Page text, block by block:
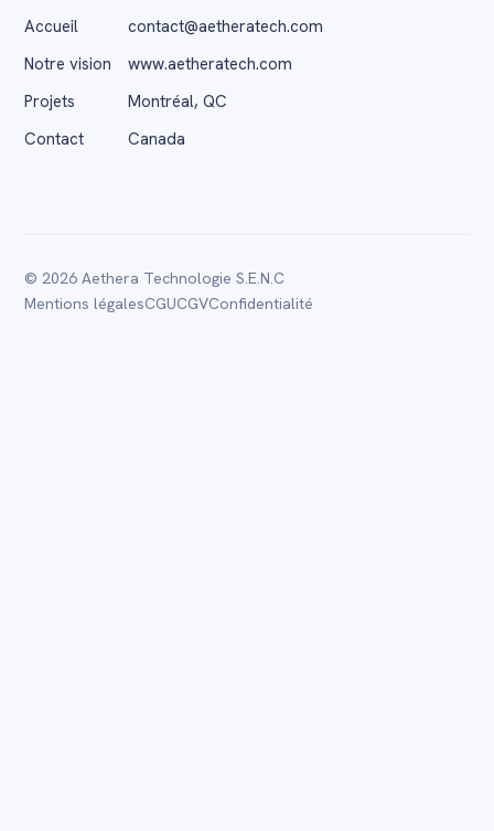
Accueil
Notre vision
Projets
Contact
contact@aetheratech.com
www.aetheratech.com
Montréal, QC
Canada
© 2026 Aethera Technologie S.E.N.C
Mentions légalesCGUCGVConfidentialité